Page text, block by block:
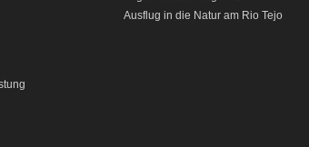
Ausflug in die Natur am Rio Tejo